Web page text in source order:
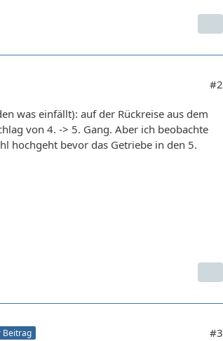
#2
was einfällt): auf der Rückreise aus dem
von 4. -> 5. Gang. Aber ich beobachte
hochgeht bevor das Getriebe in den 5.
Beitrag #3